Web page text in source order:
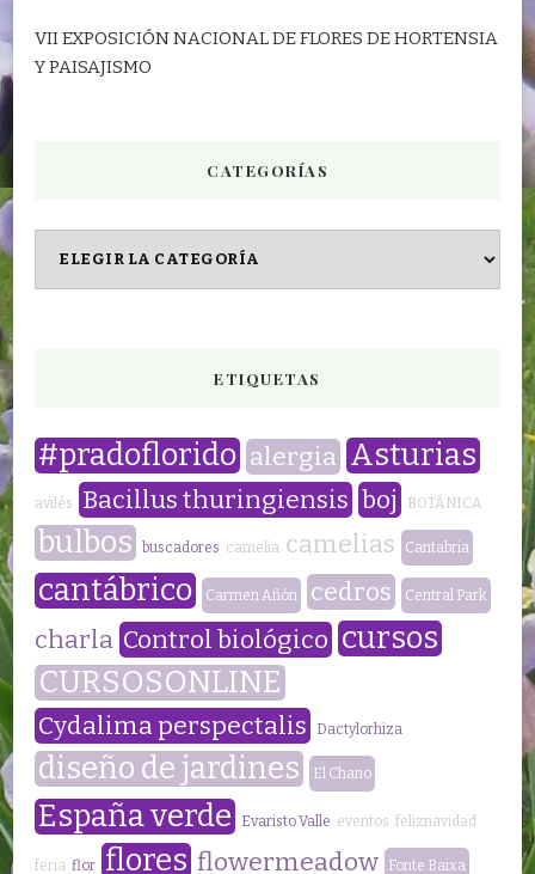
VII EXPOSICIÓN NACIONAL DE FLORES DE HORTENSIA
Y PAISAJISMO
CATEGORÍAS
ETIQUETAS
#pradoflorido alergia Asturias
avilés Bacillus thuringiensis boj BOTÁNICA
bulbos buscadores camelia camelias Cantabria
cantábrico Carmen Añón cedros Central Park
charla Control biológico cursos
CURSOSONLINE
Cydalima perspectalis Dactylorhiza
diseño de jardines El Chano
España verde Evaristo Valle eventos feliznavidad
feria flor flores flowermeadow Fonte Baixa